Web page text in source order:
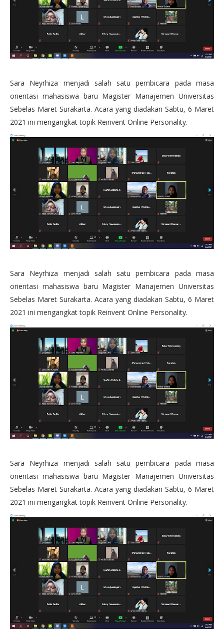
Sara Neyrhiza menjadi salah satu pembicara pada masa
orientasi mahasiswa baru Magister Manajemen Universitas
Sebelas Maret Surakarta. Acara yang diadakan Sabtu, 6 Maret
2021 ini mengangkat topik Reinvent Online Personality.
Sara Neyrhiza menjadi salah satu pembicara pada masa
orientasi mahasiswa baru Magister Manajemen Universitas
Sebelas Maret Surakarta. Acara yang diadakan Sabtu, 6 Maret
2021 ini mengangkat topik Reinvent Online Personality.
Sara Neyrhiza menjadi salah satu pembicara pada masa
orientasi mahasiswa baru Magister Manajemen Universitas
Sebelas Maret Surakarta. Acara yang diadakan Sabtu, 6 Maret
2021 ini mengangkat topik Reinvent Online Personality.